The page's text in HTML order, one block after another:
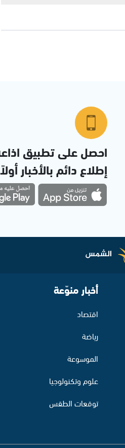
احصل على تطبيق
إطلاع دائم بالأخبار
أخبار منوّعة
اقتصاد
رياضة
الموسوعة
علوم وتكنولوجيا
توقعات الطقس